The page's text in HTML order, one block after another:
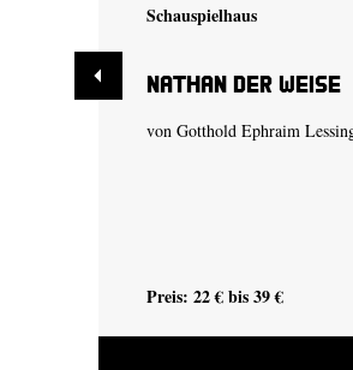
Schauspielhaus
Nathan der Weise
von Gotthold Ephraim
Preis: 22 € bis 39 €